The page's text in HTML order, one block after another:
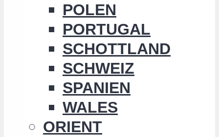
POLEN
PORTUGAL
SCHOTTLAND
SCHWEIZ
SPANIEN
WALES
ORIENT